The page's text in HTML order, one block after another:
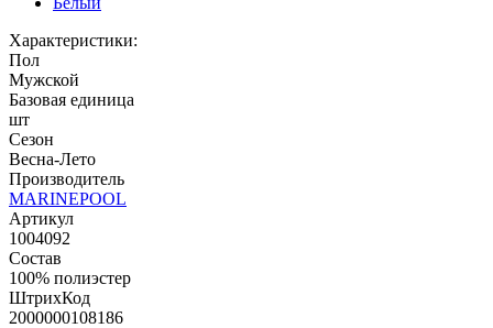
Характеристики:
Пол
Мужской
Базовая единица
шт
Сезон
Весна-Лето
Производитель
MARINEPOOL
Артикул
1004092
Состав
100% полиэстер
ШтрихКод
2000000108186